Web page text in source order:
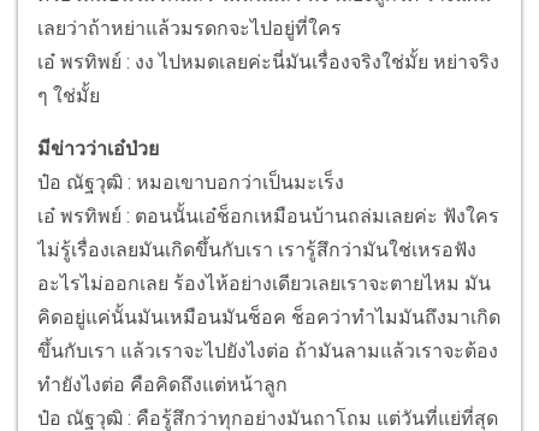
เลยว่าถ้าหย่าแล้วมรดกจะไปอยู่ที่ใคร
เอ๋ พรทิพย์ : งง ไปหมดเลยค่ะนี่มันเรื่องจริงใช่มั้ย หย่าจริง
ๆ ใช่มั้ย
มีข่าวว่าเอ๋ป่วย
ป๋อ ณัฐวุฒิ : หมอเขาบอกว่าเป็นมะเร็ง
เอ๋ พรทิพย์ : ตอนนั้นเอ๋ช็อกเหมือนบ้านถล่มเลยค่ะ ฟังใคร
ไม่รู้เรื่องเลยมันเกิดขึ้นกับเรา เรารู้สึกว่ามันใช่เหรอฟัง
อะไรไม่ออกเลย ร้องไห้อย่างเดียวเลยเราจะตายไหม มัน
คิดอยู่แค่นั้นมันเหมือนมันช็อค ช็อคว่าทำไมมันถึงมาเกิด
ขึ้นกับเรา แล้วเราจะไปยังไงต่อ ถ้ามันลามแล้วเราจะต้อง
ทำยังไงต่อ คือคิดถึงแต่หน้าลูก
ป๋อ ณัฐวุฒิ : คือรู้สึกว่าทุกอย่างมันถาโถม แต่วันที่แย่ที่สุด